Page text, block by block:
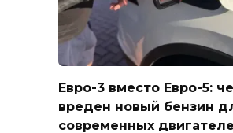
Евро-3 вместо Евро-5:
вреден новый бензин
современных